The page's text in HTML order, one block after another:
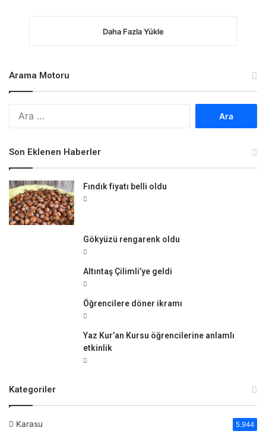
Daha Fazla Yükle
Arama Motoru
Son Eklenen Haberler
Fındık fiyatı belli oldu
Gökyüzü rengarenk oldu
Altıntaş Çilimli’ye geldi
Öğrencilere döner ikramı
Yaz Kur’an Kursu öğrencilerine anlamlı
etkinlik
Kategoriler
Karasu 5.944